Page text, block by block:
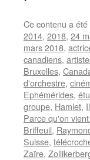
Ce contenu a
2014, 2018, 24
mars 2018,
canadiens,
Bruxelles,
d'orchestre,
Ephémérides,
groupe, Hamlet,
Parce qu'on
Briffeuil,
Suisse,
Zaïre,